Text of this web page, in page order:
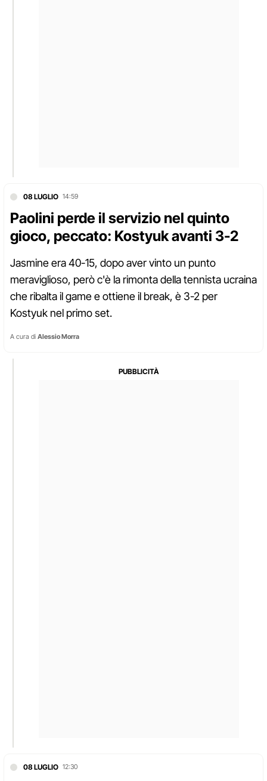
08 LUGLIO 14:59
Paolini perde il servizio nel quinto
gioco, peccato: Kostyuk avanti 3-2
Jasmine era 40-15, dopo aver vinto un punto
meraviglioso, però c'è la rimonta della tennista ucraina
che ribalta il game e ottiene il break, è 3-2 per
Kostyuk nel primo set.
A cura di Alessio Morra
08 LUGLIO 12:30